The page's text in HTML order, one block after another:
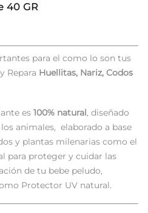
40 GR
para el como lo son tus
Repara Huellitas, Nariz, Codos
es 100% natural, diseñado
animales, elaborado a base
y plantas milenarias como el
para proteger y cuidar las
de tu bebe peludo,
Protector UV natural.